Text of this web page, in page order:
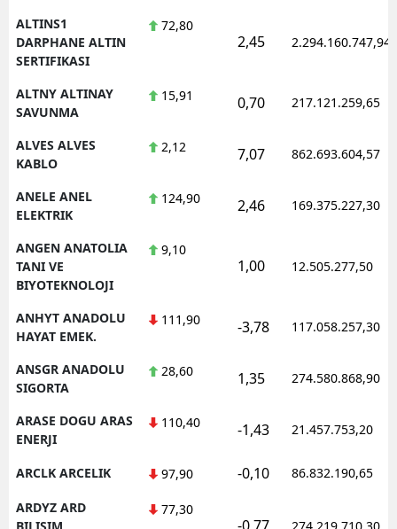
ALTINS1
DARPHANE ALTIN
SERTIFIKASI
72,80
2,45 2.294.160.747,94
ALTNY ALTINAY
SAVUNMA
15,91 0,70 217.121.259,65
ALVES ALVES
KABLO
2,12 7,07 862.693.604,57
ANELE ANEL
ELEKTRIK
124,90 2,46 169.375.227,30
ANGEN ANATOLIA
TANI VE
BIYOTEKNOLOJI
9,10
1,00 12.505.277,50
ANHYT ANADOLU
HAYAT EMEK.
111,90 -3,78 117.058.257,30
ANSGR ANADOLU
SIGORTA
28,60 1,35 274.580.868,90
ARASE DOGU ARAS
ENERJI
110,40 -1,43 21.457.753,20
ARCLK ARCELIK 97,90 -0,10 86.832.190,65
ARDYZ ARD
BILISIM
77,30
-0,77 274.219.710,30